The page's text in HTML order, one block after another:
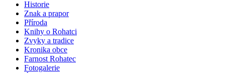
Historie
Znak a prapor
Příroda
Knihy o Rohatci
Zvyky a tradice
Kronika obce
Farnost Rohatec
Fotogalerie